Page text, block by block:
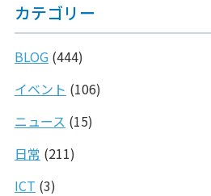
カテゴリー
BLOG(444)
イベント (106)
ニュース (15)
日常 (211)
ICT (3)